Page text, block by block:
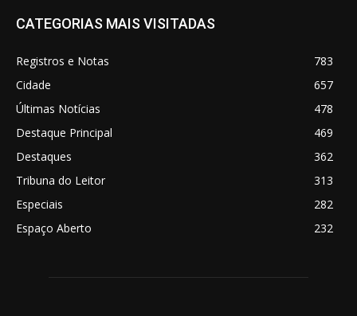
CATEGORIAS MAIS VISITADAS
Registros e Notas
783
Cidade
657
Últimas Notícias
478
Destaque Principal
469
Destaques
362
Tribuna do Leitor
313
Especiais
282
Espaço Aberto
232